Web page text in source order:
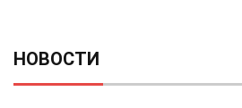
НОВОСТИ